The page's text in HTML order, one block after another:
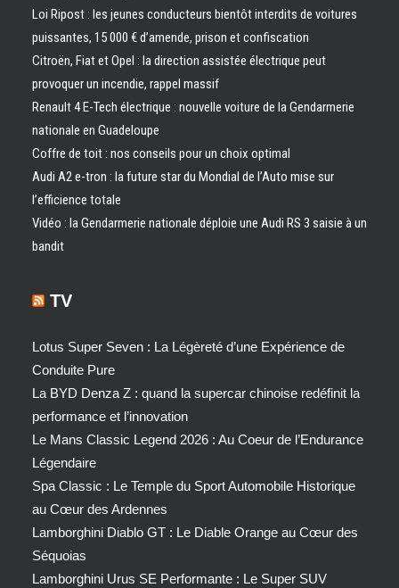
Loi Ripost : les jeunes conducteurs bientôt interdits de voitures
puissantes, 15 000 € d’amende, prison et confiscation
Citroën, Fiat et Opel : la direction assistée électrique peut
provoquer un incendie, rappel massif
Renault 4 E-Tech électrique : nouvelle voiture de la Gendarmerie
nationale en Guadeloupe
Coffre de toit : nos conseils pour un choix optimal
Audi A2 e-tron : la future star du Mondial de l’Auto mise sur
l’efficience totale
Vidéo : la Gendarmerie nationale déploie une Audi RS 3 saisie à un
bandit
TV
Lotus Super Seven : La Légèreté d’une Expérience de
Conduite Pure
La BYD Denza Z : quand la supercar chinoise redéfinit la
performance et l’innovation
Le Mans Classic Legend 2026 : Au Coeur de l’Endurance
Légendaire
Spa Classic : Le Temple du Sport Automobile Historique
au Cœur des Ardennes
Lamborghini Diablo GT : Le Diable Orange au Cœur des
Séquoias
Lamborghini Urus SE Performante : Le Super SUV